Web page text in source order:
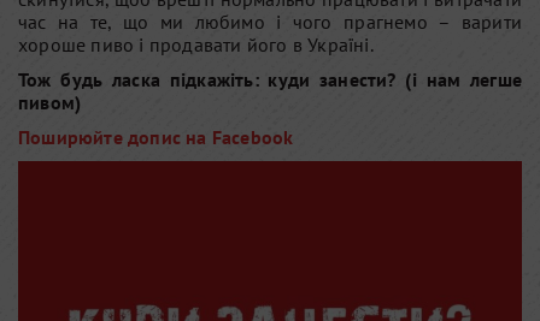
час на те, що ми любимо і чого прагнемо – варити
хороше пиво і продавати його в Україні.
Тож будь ласка підкажіть: куди занести? (і нам легше
пивом)
Поширюйте допис на Facebook